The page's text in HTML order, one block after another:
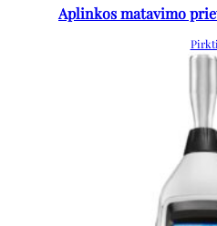
Aplinkos matavimo
Pirkti